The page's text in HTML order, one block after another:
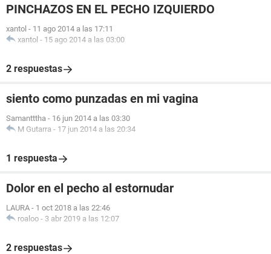
PINCHAZOS EN EL PECHO IZQUIERDO
xantol - 11 ago 2014 a las 17:11
xantol - 15 ago 2014 a las 03:00
2 respuestas
siento como punzadas en mi vagina
Samantttha - 16 jun 2014 a las 03:30
M Gutarra - 17 jun 2014 a las 20:34
1 respuesta
Dolor en el pecho al estornudar
LAURA - 1 oct 2018 a las 22:46
roaloo - 3 abr 2019 a las 12:07
2 respuestas